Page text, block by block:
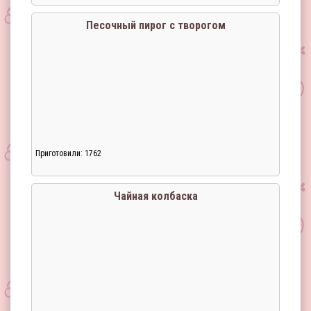
Песочный пирог с творогом
Приготовили: 1762
Чайная колбаска